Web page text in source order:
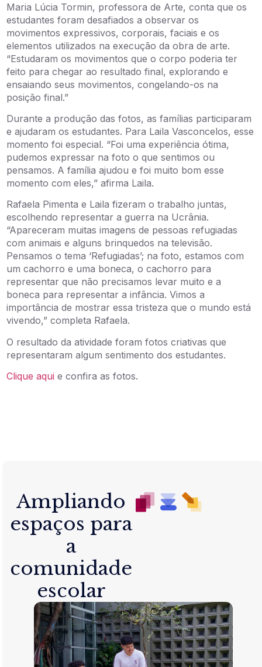
Maria Lúcia Tormin, professora de Arte, conta que os
estudantes foram desafiados a observar os
movimentos expressivos, corporais, faciais e os
elementos utilizados na execução da obra de arte.
“Estudaram os movimentos que o corpo poderia ter
feito para chegar ao resultado final, explorando e
ensaiando seus movimentos, congelando-os na
posição final.”
Durante a produção das fotos, as famílias participaram
e ajudaram os estudantes. Para Laila Vasconcelos, esse
momento foi especial. “Foi uma experiência ótima,
pudemos expressar na foto o que sentimos ou
pensamos. A família ajudou e foi muito bom esse
momento com eles,” afirma Laila.
Rafaela Pimenta e Laila fizeram o trabalho juntas,
escolhendo representar a guerra na Ucrânia.
“Apareceram muitas imagens de pessoas refugiadas
com animais e alguns brinquedos na televisão.
Pensamos o tema ‘Refugiadas’; na foto, estamos com
um cachorro e uma boneca, o cachorro para
representar que não precisamos levar muito e a
boneca para representar a infância. Vimos a
importância de mostrar essa tristeza que o mundo está
vivendo,” completa Rafaela.
O resultado da atividade foram fotos criativas que
representaram algum sentimento dos estudantes.
Clique aqui e confira as fotos.
Ampliando
espaços para
a
comunidade
escolar